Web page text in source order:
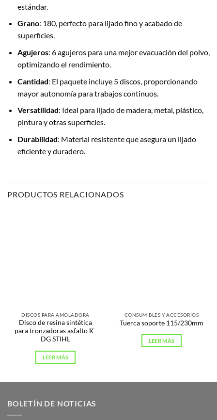
estándar.
Grano: 180, perfecto para lijado fino y acabado de
superficies.
Agujeros: 6 agujeros para una mejor evacuación del polvo,
optimizando el rendimiento.
Cantidad: El paquete incluye 5 discos, proporcionando
mayor autonomía para trabajos continuos.
Versatilidad: Ideal para lijado de madera, metal, plástico,
pintura y otras superficies.
Durabilidad: Material resistente que asegura un lijado
eficiente y duradero.
PRODUCTOS RELACIONADOS
DISCOS PARA AMOLADORA
Disco de resina sintética
para tronzadoras asfalto K-
DG STIHL
LEER MÁS
CONSUMIBLES Y ACCESORIOS
Tuerca soporte 115/230mm
LEER MÁS
BOLETÍN DE NOTICIAS